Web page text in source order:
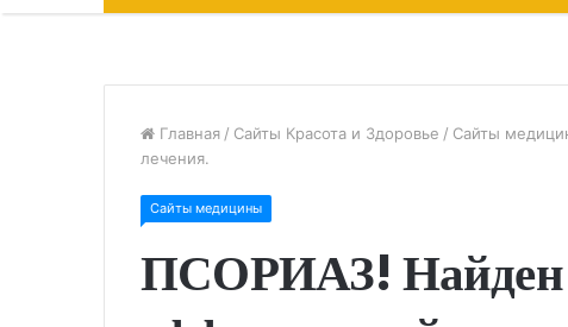
Главная / Сайты Красота и Здоровье / Сайты
лечения.
Сайты медицины
ПСОРИАЗ! Найден